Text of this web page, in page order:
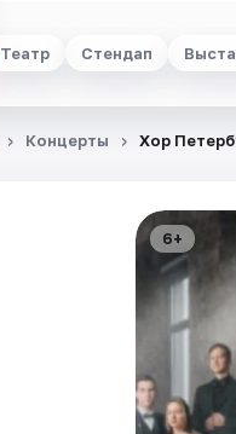
Театр Стендап
Концерты Хор
6+